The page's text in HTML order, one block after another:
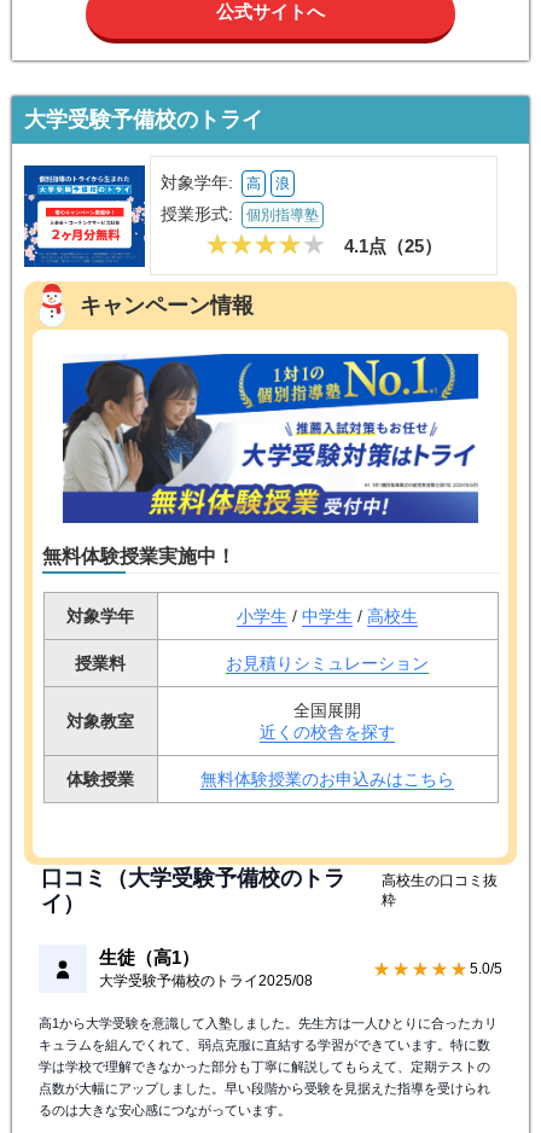
公式サイトへ
大学受験予備校のトライ
対象学年: 高 浪
授業形式: 個別指導塾
4.1点（25）
キャンペーン情報
無料体験授業実施中！
対象学年 小学生 / 中学生 / 高校生
授業料 お見積りシミュレーション
対象教室
全国展開
近くの校舎を探す
体験授業 無料体験授業のお申込みはこちら
口コミ（大学受験予備校のトラ
イ）
高校生の口コミ抜
粋
生徒（高1）
大学受験予備校のトライ2025/08
★★★★★ 5.0/5
高1から大学受験を意識して入塾しました。先生方は一人ひとりに合ったカリ
キュラムを組んでくれて、弱点克服に直結する学習ができています。特に数
学は学校で理解できなかった部分も丁寧に解説してもらえて、定期テストの
点数が大幅にアップしました。早い段階から受験を見据えた指導を受けられ
るのは大きな安心感につながっています。